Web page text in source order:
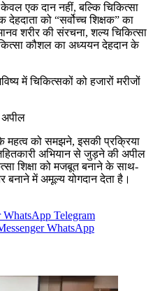
एक दान नहीं, बल्कि चिकित्सा
को “सर्वोच्च शिक्षक” का
शरीर की संरचना, शल्य चिकित्सा
कौशल का अध्ययन देहदान के
में चिकित्सकों को हजारों मरीजों
महत्व को समझने, इसकी प्रक्रिया
अभियान से जुड़ने की अपील
शिक्षा को मजबूत बनाने के साथ-
बनाने में अमूल्य योगदान देता है।
WhatsApp Telegram
WhatsApp